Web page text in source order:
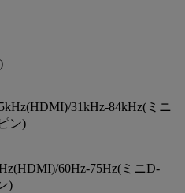
31kHz-84kHz(ミニ
ン)
60Hz-75Hz(ミニD-
)